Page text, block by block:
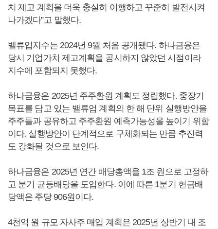
치 제고 계획을 더욱 충실히 이행하고 꾸준히 발전시켜
나가겠다”고 말했다.
밸류업지수는 2024년 9월 처음 공개됐다. 하나금융은
당시 기업가치 제고계획을 공시하지 않았던 시점이라
지수에 포함되지 못했다.
하나금융은 2025년 주주환원 계획도 정립했다. 중장기
목표를 담고 있는 밸류업 계획의 한 해 단위 실행방안을
주주들과 공유하고 주주환원 예측가능성을 높이기 위함
이다. 실행방안이 단계적으로 구체화되는 만큼 추진력
도 강화될 것으로 보인다.
하나금융은 2025년 연간 배당총액을 1조 원으로 고정하
고 분기 균등배당을 도입한다. 이에 따른 1분기 현금배
당액은 주당 906원이다.
4천억 원 규모 자사주 매입 계획은 2025년 상반기 내 조